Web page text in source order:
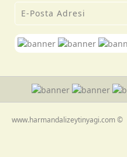
www.harmandalizeytinyagi.com ©